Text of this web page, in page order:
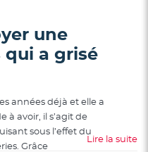
une
qui a grisé
années déjà et elle a
à avoir, il s’agit de
sous l’effet du
Grâce
Lire la suite